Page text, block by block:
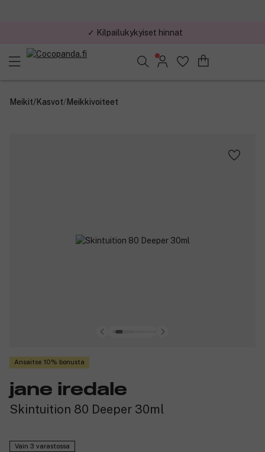
✓ Kilpailukykyiset hinnat
Löydä suosikkisi 25.543 tuotteen joukosta..
Meikit/Kasvot/Meikkivoiteet
Ansaitse 10% bonusta
jane iredale
Skintuition 80 Deeper 30ml
Vain 3 varastossa